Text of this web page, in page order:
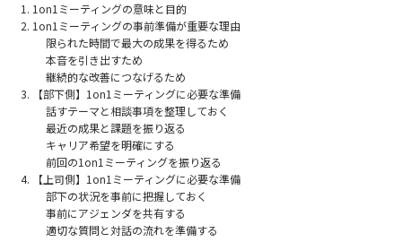
1on1ミーティングの意味と目的
1on1ミーティングの事前準備が重要な理由
限られた時間で最大の成果を得るため
本音を引き出すため
継続的な改善につなげるため
【部下側】1on1ミーティングに必要な準備
話すテーマと相談事項を整理しておく
最近の成果と課題を振り返る
キャリア希望を明確にする
前回の1on1ミーティングを振り返る
【上司側】1on1ミーティングに必要な準備
部下の状況を事前に把握しておく
事前にアジェンダを共有する
適切な質問と対話の流れを準備する